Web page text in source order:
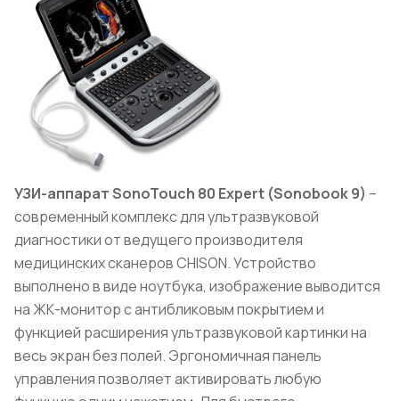
УЗИ-аппаратSonoTouch 80 Expert (Sonobook9) –
современный комплекс для ультразвуковой
диагностики от ведущего производителя
медицинских сканеров CHISON. Устройство
выполнено в виде ноутбука, изображение выводится
на ЖК-монитор с антибликовым покрытием и
функцией расширения ультразвуковой картинки на
весь экран без полей. Эргономичная панель
управления позволяет активировать любую